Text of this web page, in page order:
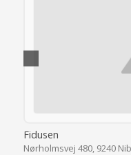
Fidusen
Nørholmsvej 480, 9240